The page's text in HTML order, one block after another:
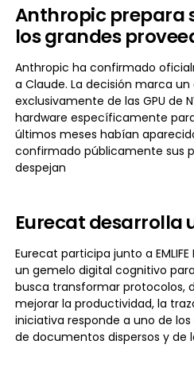
Anthropic prepara
los grandes
Anthropic ha confirmado
a Claude. La decisión marca
exclusivamente de las GPU de
hardware específicamente
últimos meses habían
confirmado públicamente sus
despejan
Eurecat desarrolla
Eurecat participa junto a
un gemelo digital cognitivo
busca transformar protocolos,
mejorar la productividad, la
iniciativa responde a uno de
de documentos dispersos y de